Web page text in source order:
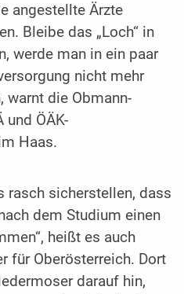
angestellte Ärzte
Bleibe das „Loch“ in
werde man in ein paar
nicht mehr
warnt die Obmann-
und ÖÄK-
Haas.
rasch sicherstellen, dass
dem Studium einen
heißt es auch
für Oberösterreich. Dort
darauf hin,